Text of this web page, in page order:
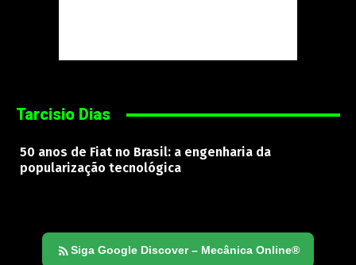
Tarcisio Dias
50 anos de Fiat no Brasil: a engenharia da
popularização tecnológica
Siga Google Discover – Mecânica Online®